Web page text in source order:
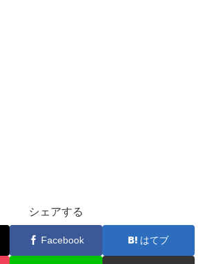
シェアする
Facebook はてブ